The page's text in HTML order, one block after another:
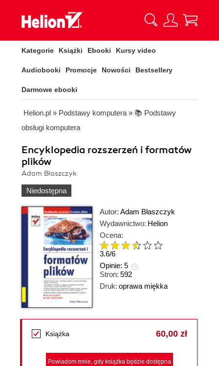
Kategorie Książki Ebooki Kursy video
Audiobooki Promocje Nowości Bestsellery
Darmowe ebooki
Helion.pl » Podstawy komputera » 📚 Podstawy
obsługi komputera
Encyklopedia rozszerzeń i formatów
plików
Adam Błaszczyk
Niedostępna
Autor: Adam Błaszczyk
Wydawnictwo: Helion
Ocena:
3.6/6
Opinie: 5
Stron: 592
Druk: oprawa miękka
Książka 60,00 zł
Powiadom mnie, gdy książka będzie dostępna